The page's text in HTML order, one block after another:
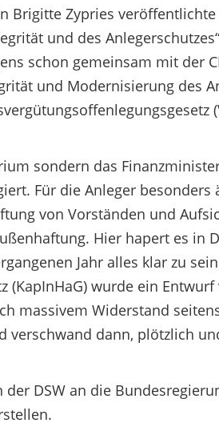
Zypries veröffentlichte
und des
schon gemeinsam mit der
und Modernisierung des
sondern das
Für die Anleger besonders
von Vorständen und
Hier hapert es in
Jahr alles klar zu
wurde ein
massivem Widerstand
verschwand dann, plötzlich
DSW an die